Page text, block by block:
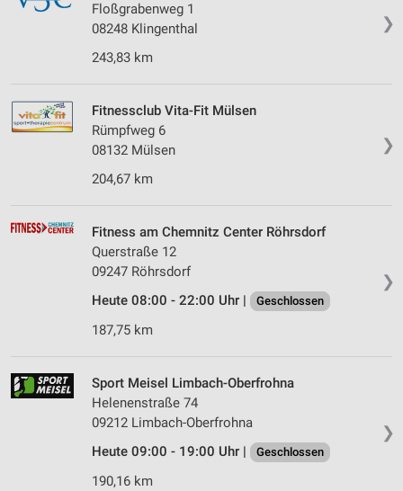
❯
Floßgrabenweg 1
08248 Klingenthal
243,83 km
❯
Fitnessclub Vita-Fit Mülsen
Rümpfweg 6
08132 Mülsen
204,67 km
❯
Fitness am Chemnitz Center Röhrsdorf
Querstraße 12
09247 Röhrsdorf
Heute 08:00 - 22:00 Uhr |
Geschlossen
187,75 km
❯
Sport Meisel Limbach-Oberfrohna
Helenenstraße 74
09212 Limbach-Oberfrohna
Heute 09:00 - 19:00 Uhr |
Geschlossen
190,16 km